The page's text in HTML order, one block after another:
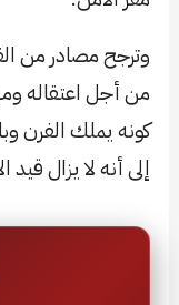
وترجح مصادر من
من أجل اعتقاله
كونه يملك الفرن
إلى أنه لا يزال